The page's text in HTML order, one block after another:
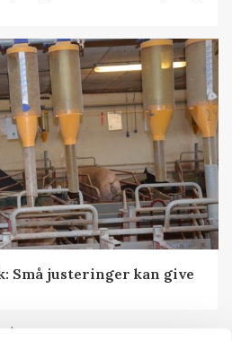
Små justeringer kan give
Annonce